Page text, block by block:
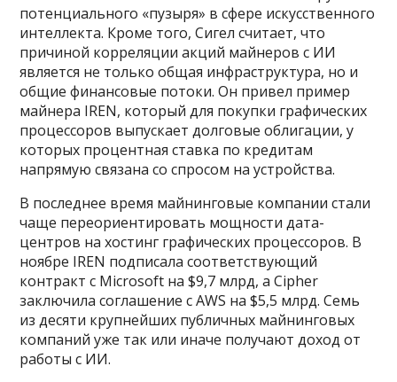
потенциального «пузыря» в сфере искусственного
интеллекта. Кроме того, Сигел считает, что
причиной корреляции акций майнеров с ИИ
является не только общая инфраструктура, но и
общие финансовые потоки. Он привел пример
майнера IREN, который для покупки графических
процессоров выпускает долговые облигации, у
которых процентная ставка по кредитам
напрямую связана со спросом на устройства.
В последнее время майнинговые компании стали
чаще переориентировать мощности дата-
центров на хостинг графических процессоров. В
ноябре IREN подписала соответствующий
контракт с Microsoft на $9,7 млрд, а Cipher
заключила соглашение с AWS на $5,5 млрд. Семь
из десяти крупнейших публичных майнинговых
компаний уже так или иначе получают доход от
работы с ИИ.